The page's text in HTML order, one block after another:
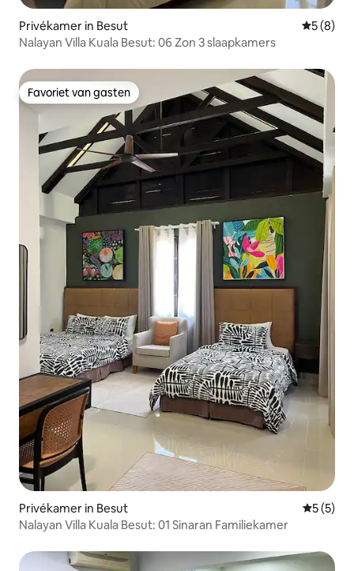
Privékamer in Besut
5 (8)
Nalayan Villa Kuala Besut: 06 Zon 3 slaapkamers
Favoriet van gasten
Favoriet van gasten
Privékamer in Besut
5 (5)
Nalayan Villa Kuala Besut: 01 Sinaran Familiekamer